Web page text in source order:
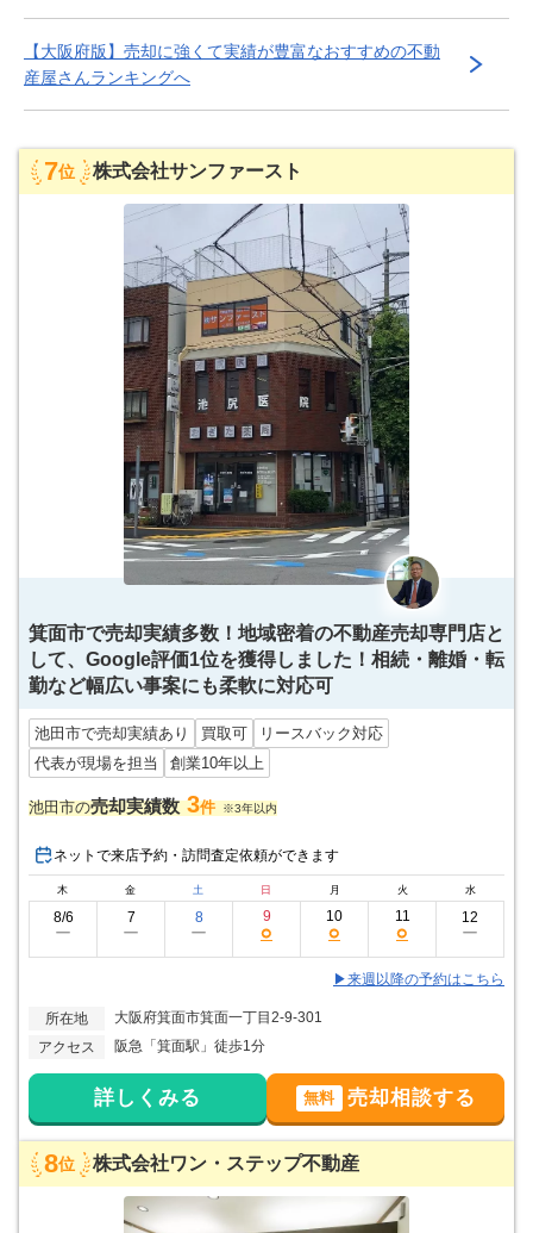
【大阪府版】 売却に強くて実績が豊富なおすすめの不動
産屋さんランキングへ
7位 株式会社サンファースト
箕面市で売却実績多数！地域密着の不動産売却専門店と
して、Google評価1位を獲得しました！相続・離婚・転
勤など幅広い事案にも柔軟に対応可
池田市で売却実績あり 買取可
リースバック対応
代表が現場を担当
創業10年以上
池田市の売却実績数 3件 ※3年以内
ネットで来店予約・訪問査定依頼ができます
木 金 土 日 月 火 水
8/6
ー
7
ー
8
ー
9
○
10
○
11
○
12
ー
▶来週以降の予約はこちら
所在地
大阪府箕面市箕面一丁目2-9-301
アクセス
阪急「箕面駅」徒歩1分
詳しくみる 無料 売却相談する
8位 株式会社ワン・ステップ不動産